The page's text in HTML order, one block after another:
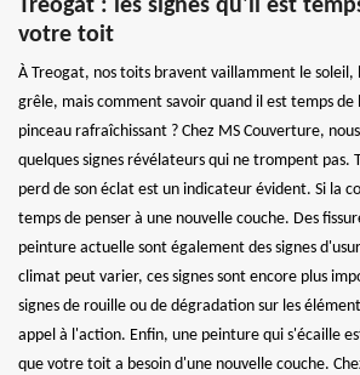
Treogat : les signes qu'il est
votre toit
À Treogat, nos toits bravent vaillamment le soleil,
grêle, mais comment savoir quand il est temps
pinceau rafraîchissant ? Chez MS Couverture,
quelques signes révélateurs qui ne trompent pas.
perd de son éclat est un indicateur évident. Si la
temps de penser à une nouvelle couche. Des
peinture actuelle sont également des signes
climat peut varier, ces signes sont encore plus
signes de rouille ou de dégradation sur les
appel à l'action. Enfin, une peinture qui s'écaille
que votre toit a besoin d'une nouvelle couche.